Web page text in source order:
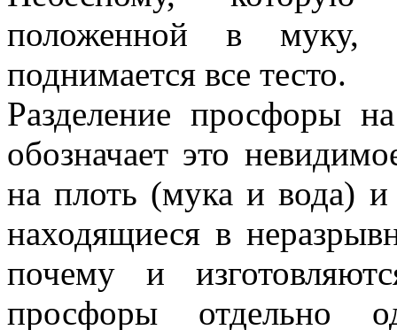
положенной в муку,
поднимается все тесто.
Разделение просфоры
обозначает это
на плоть (мука и вода)
находящиеся в
почему и
просфоры отдельно